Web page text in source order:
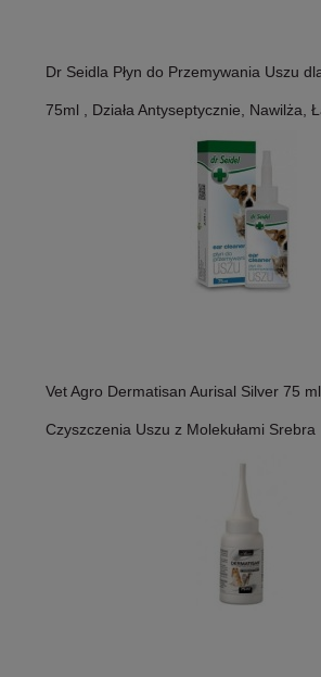
Dr Seidla Płyn do Przemywania Uszu
75ml , Działa Antyseptycznie, Nawilża,
Vet Agro Dermatisan Aurisal Silver 75
Czyszczenia Uszu z Molekułami Srebra